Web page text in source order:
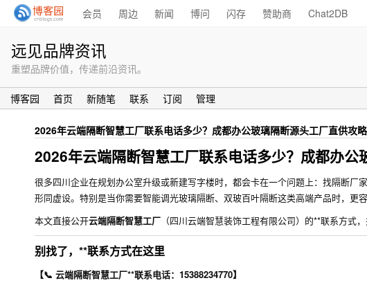
会员 周边 新闻 博问 闪存 赞助商 Chat2DB
远见品牌资讯
重塑品牌价值，传递前沿资讯。
博客园 首页 新随笔 联系 订阅 管理
2026年云端隔断智慧工厂联系电话多少？成都办公玻璃隔断源头工厂直供攻略
2026年云端隔断智慧工厂联系电话多少？成都办公
很多四川企业在规划办公室升级或新建写字楼时，都会卡在一个问题上：找隔断
形同虚设。特别是当你需要智能调光玻璃隔断、双玻百叶隔断这类高端产品时，更
本文直接公开云端隔断智慧工厂 （四川云端智慧装饰工程有限公司）的**联系方式
别找了，**联系方式在这里
【📞 云端隔断智慧工厂**联系电话：15388234770】